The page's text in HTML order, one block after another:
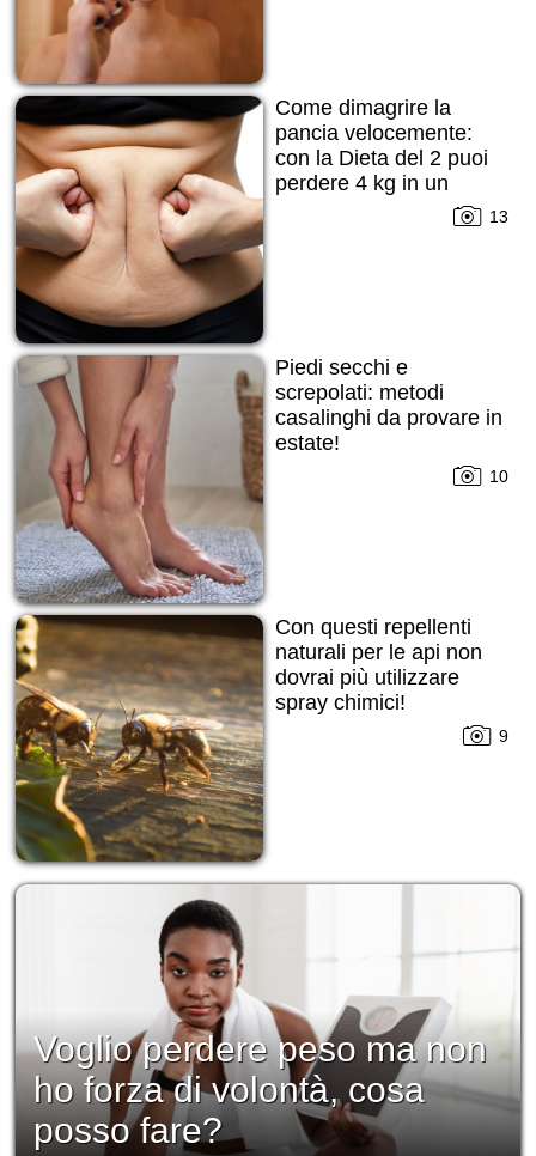
Come dimagrire la
pancia velocemente:
con la Dieta del 2 puoi
perdere 4 kg in un
13
Piedi secchi e
screpolati: metodi
casalinghi da provare in
estate!
10
Con questi repellenti
naturali per le api non
dovrai più utilizzare
spray chimici!
9
Voglio perdere peso ma non
ho forza di volontà, cosa
posso fare?